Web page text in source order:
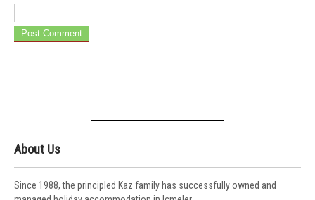
About Us
Since 1988, the principled Kaz family has successfully owned and